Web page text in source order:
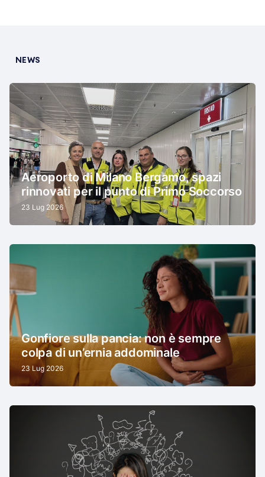
NEWS
Aeroporto di Milano Bergamo, spazi
rinnovati per il punto di Primo Soccorso
23 Lug 2026
Gonfiore sulla pancia: non è sempre
colpa di un’ernia addominale
23 Lug 2026